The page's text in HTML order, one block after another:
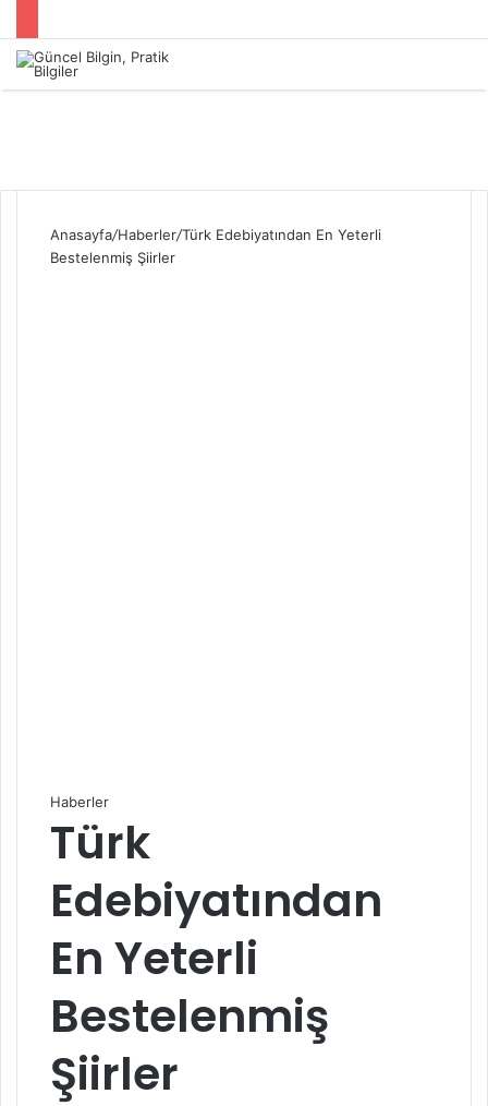
Anasayfa/Haberler/Türk Edebiyatından En Yeterli
Bestelenmiş Şiirler
Haberler
Türk
Edebiyatından
En Yeterli
Bestelenmiş
Şiirler